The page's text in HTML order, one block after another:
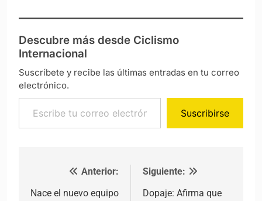
Descubre más desde Ciclismo
Internacional
Suscríbete y recibe las últimas entradas en tu correo
electrónico.
Escribe tu correo electrónico…
Suscribirse
Navegación de entradas
Anterior:
Nace el nuevo equipo
Siguiente:
Dopaje: Afirma que